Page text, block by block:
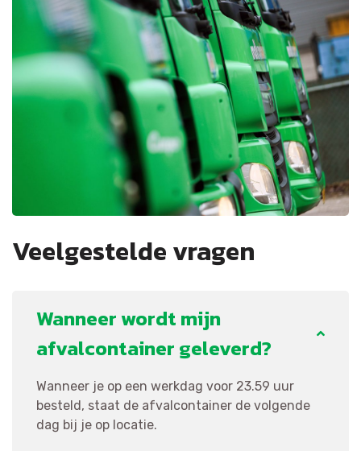
Veelgestelde vragen
Wanneer wordt mijn
afvalcontainer geleverd?
Wanneer je op een werkdag voor 23.59 uur
besteld, staat de afvalcontainer de volgende
dag bij je op locatie.